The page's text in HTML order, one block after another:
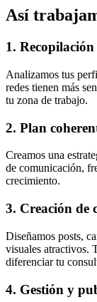
Así
1.
Analizamos tus
redes tienen más
tu zona de trabajo.
2. Plan
Creamos una
de comunicación,
crecimiento.
3. Creación de
Diseñamos posts,
visuales atractivos.
diferenciar tu
4. Gestión y